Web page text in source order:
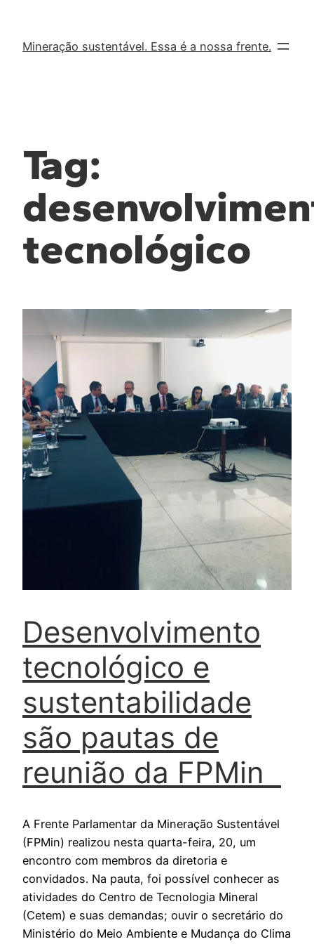
Mineração sustentável. Essa é a nossa frente.
Tag:
tecnológico
Desenvolvimento
tecnológico e
sustentabilidade
são pautas de
reunião da FPMin
A Frente Parlamentar da Mineração Sustentável
(FPMin) realizou nesta quarta-feira, 20, um
encontro com membros da diretoria e
convidados. Na pauta, foi possível conhecer as
atividades do Centro de Tecnologia Mineral
(Cetem) e suas demandas; ouvir o secretário do
Ministério do Meio Ambiente e Mudança do Clima